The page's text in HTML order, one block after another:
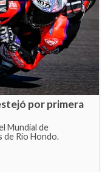
por primera
Mundial de
de Río Hondo.